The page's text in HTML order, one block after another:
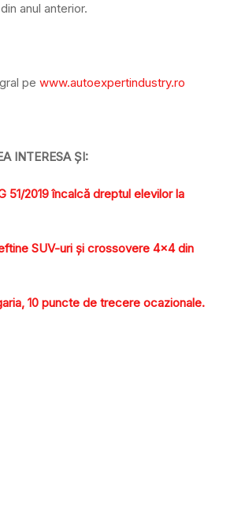
anul anterior.
pe www.autoexpertindustry.ro
INTERESA ŞI:
51/2019 încalcă dreptul elevilor la
SUV-uri și crossovere 4×4 din
10 puncte de trecere ocazionale.